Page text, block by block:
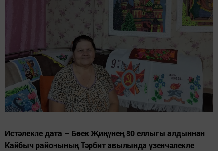
Истәлекле дата – Бөек Җиңүнең 80 еллыгы алдыннан
Кайбыч районының Тәрбит авылында үзенчәлекле